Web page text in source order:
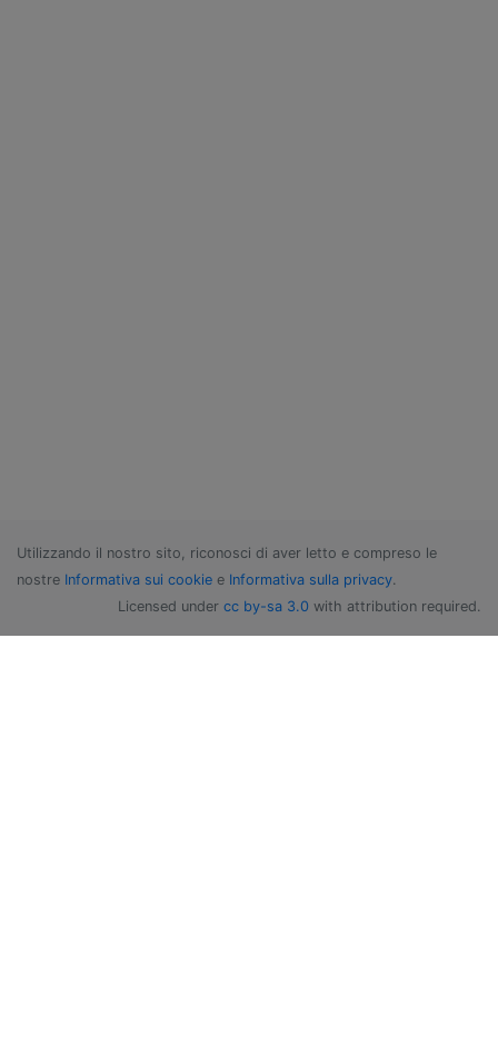
Utilizzando il nostro sito, riconosci di aver letto e compreso le
nostre Informativa sui cookie e Informativa sulla privacy.
Licensed under cc by-sa 3.0 with attribution required.